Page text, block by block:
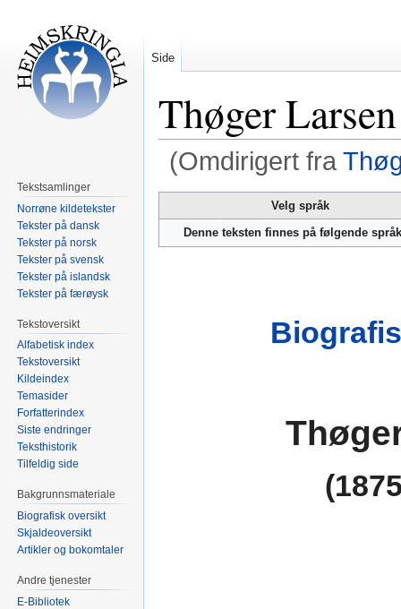
Thøger
(Omdirigert fra
til
navigering
til
Velg språk
Denne teksten finnes på følgende
Side
Tekstsamlinger
Norrøne kildetekster
Tekster på dansk
Tekster på norsk
Tekster på svensk
Tekster på islandsk
Tekster på færøysk
Tekstoversikt
Alfabetisk index
Tekstoversikt
Kildeindex
Temasider
Forfatterindex
Siste endringer
Teksthistorik
Tilfeldig side
Bakgrunnsmateriale
Biografisk oversikt
Skjaldeoversikt
Artikler og bokomtaler
Andre tjenester
E-Bibliotek